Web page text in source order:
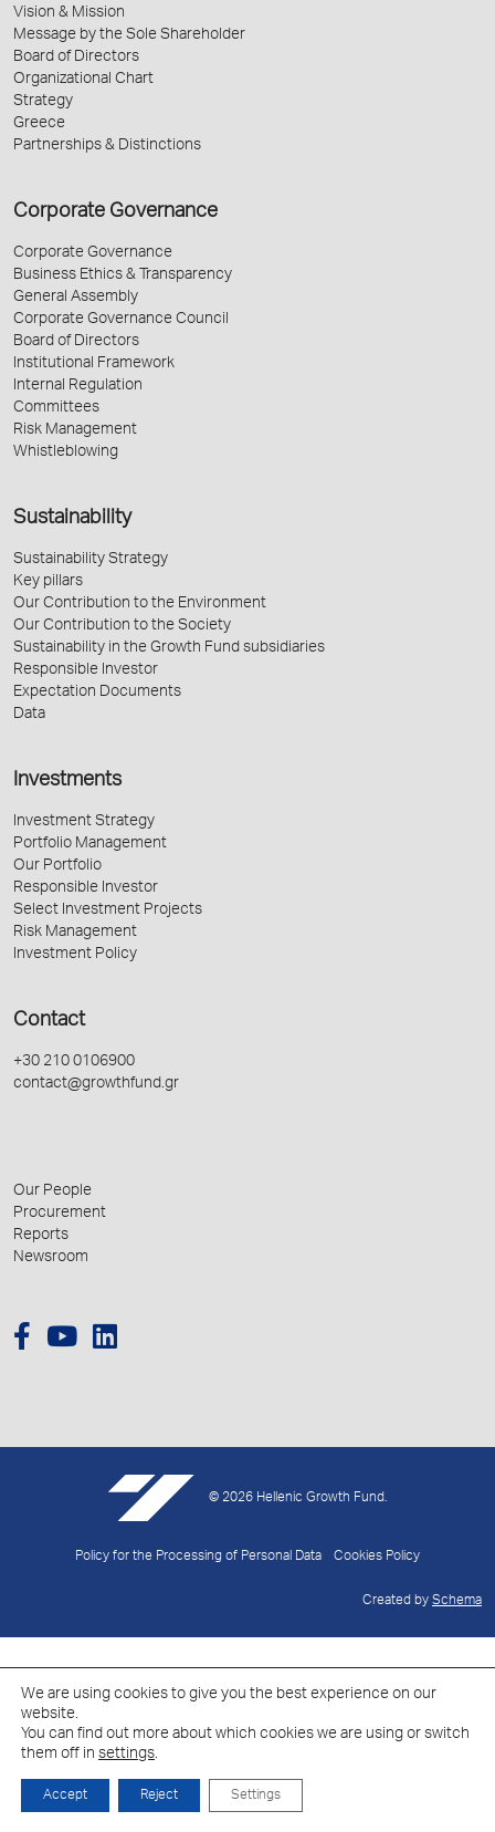
Vision & Mission
Message by the Sole Shareholder
Board of Directors
Organizational Chart
Strategy
Greece
Partnerships & Distinctions
Corporate Governance
Corporate Governance
Business Ethics & Transparency
General Assembly
Corporate Governance Council
Board of Directors
Institutional Framework
Internal Regulation
Committees
Risk Management
Whistleblowing
Sustainability
Sustainability Strategy
Key pillars
Our Contribution to the Environment
Our Contribution to the Society
Sustainability in the Growth Fund subsidiaries
Responsible Investor
Expectation Documents
Data
Investments
Investment Strategy
Portfolio Management
Our Portfolio
Responsible Investor
Select Investment Projects
Risk Management
Investment Policy
Contact
+30 210 0106900
contact@growthfund.gr
Our People
Procurement
Reports
Newsroom
© 2026 Hellenic Growth Fund.
Policy for the Processing of Personal Data Cookies Policy
Created by Schema
We are using cookies to give you the best experience on our
website.
You can find out more about which cookies we are using or switch
them off in settings.
Accept Reject Settings